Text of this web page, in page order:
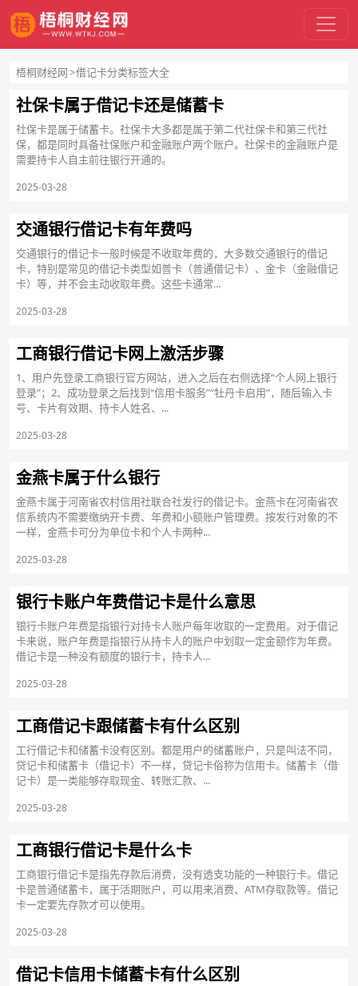
梧桐财经网 借记卡分类标签大全
社保卡属于借记卡还是储蓄卡
社保卡是属于储蓄卡。社保卡大多都是属于第二代社保卡和第三代社
保，都是同时具备社保账户和金融账户两个账户。社保卡的金融账户是
需要持卡人自主前往银行开通的。
2025-03-28
交通银行借记卡有年费吗
交通银行的借记卡一般时候是不收取年费的，大多数交通银行的借记
卡，特别是常见的借记卡类型如普卡（普通借记卡）、金卡（金融借记
卡）等，并不会主动收取年费。这些卡通常...
2025-03-28
工商银行借记卡网上激活步骤
1、用户先登录工商银行官方网站，进入之后在右侧选择“个人网上银行
登录”；2、成功登录之后找到“信用卡服务”“牡丹卡启用”，随后输入卡
号、卡片有效期、持卡人姓名、...
2025-03-28
金燕卡属于什么银行
金燕卡属于河南省农村信用社联合社发行的借记卡。金燕卡在河南省农
信系统内不需要缴纳开卡费、年费和小额账户管理费。按发行对象的不
一样，金燕卡可分为单位卡和个人卡两种...
2025-03-28
银行卡账户年费借记卡是什么意思
银行卡账户年费是指银行对持卡人账户每年收取的一定费用。对于借记
卡来说，账户年费是指银行从持卡人的账户中划取一定金额作为年费。
借记卡是一种没有额度的银行卡，持卡人...
2025-03-28
工商借记卡跟储蓄卡有什么区别
工行借记卡和储蓄卡没有区别。都是用户的储蓄账户，只是叫法不同，
贷记卡和储蓄卡（借记卡）不一样，贷记卡俗称为信用卡。储蓄卡（借
记卡）是一类能够存取现金、转账汇款、...
2025-03-28
工商银行借记卡是什么卡
工商银行借记卡是指先存款后消费，没有透支功能的一种银行卡。借记
卡是普通储蓄卡，属于活期账户，可以用来消费、ATM存取款等。借记
卡一定要先存款才可以使用。
2025-03-28
借记卡信用卡储蓄卡有什么区别